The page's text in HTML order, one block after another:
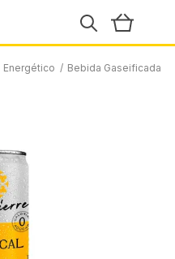
Energético / Bebida Gaseificada